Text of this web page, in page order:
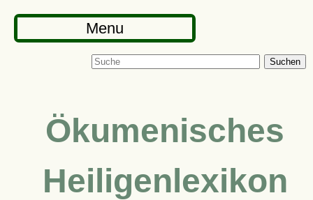
Menu
Suchen
Ökumenisches
Heiligenlexikon